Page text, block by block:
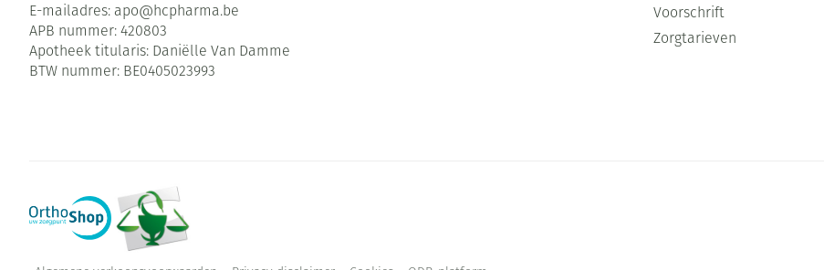
E-mailadres: apo@hcpharma.be
APB nummer: 420803
Apotheek titularis: Daniëlle Van Damme
BTW nummer: BE0405023993
Voorschrift
Zorgtarieven